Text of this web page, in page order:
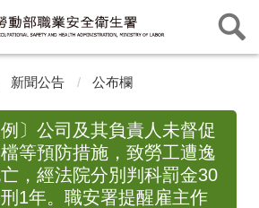
新聞公告 公布欄
例〕公司及其負責人未督促
等預防措施，致勞工遭逸
，經法院分別判科罰金30
1年。職安署提醒雇主作